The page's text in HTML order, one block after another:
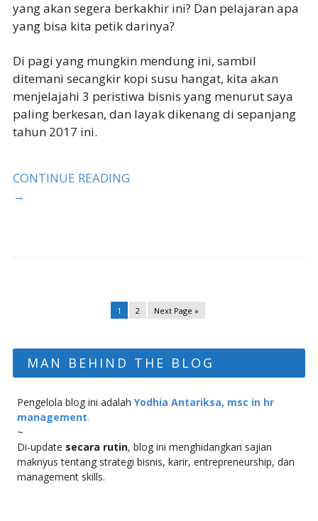
yang akan segera berkakhir ini? Dan pelajaran apa
yang bisa kita petik darinya?
Di pagi yang mungkin mendung ini, sambil
ditemani secangkir kopi susu hangat, kita akan
menjelajahi 3 peristiwa bisnis yang menurut saya
paling berkesan, dan layak dikenang di sepanjang
tahun 2017 ini.
CONTINUE READING
→
1 2 Next Page »
MAN BEHIND THE BLOG
Pengelola blog ini adalah Yodhia Antariksa, msc in hr
management.
~
Di-update secara rutin, blog ini menghidangkan sajian
maknyus tentang strategi bisnis, karir, entrepreneurship, dan
management skills.